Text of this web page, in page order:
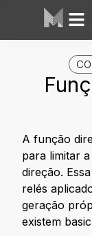
A função
para limitar
direção.
relés
geração
existem